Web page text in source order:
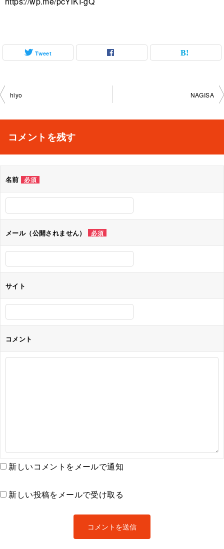
Tweet
投
ビ
hiyo NAGISA
コメントを残す
名前 必須
メール（公開されません） 必須
サイト
コメント
新しいコメントをメールで通知
新しい投稿をメールで受け取る